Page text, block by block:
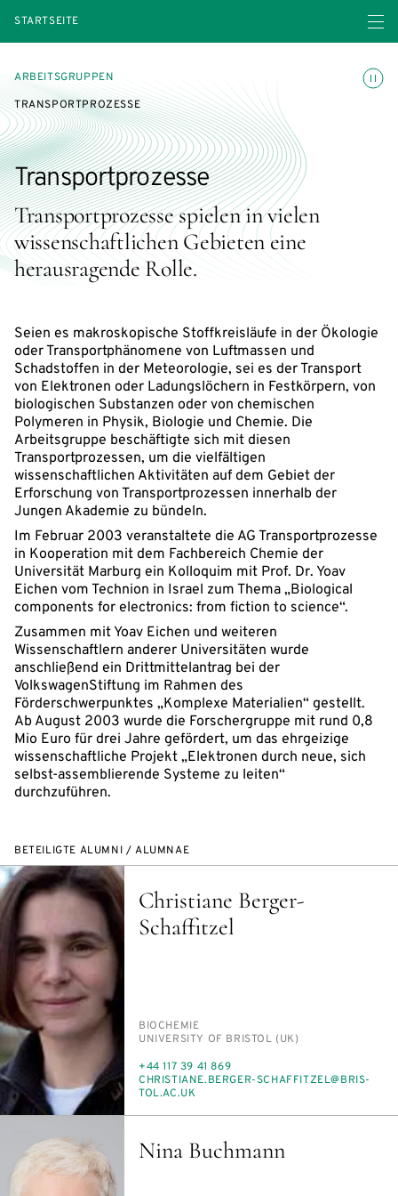
STARTSEITE Menü
ARBEITSGRUPPEN
TRANSPORTPROZESSE
Transportprozesse
Transportprozesse spielen in vielen
wissenschaftlichen Gebieten eine
herausragende Rolle.
Seien es makroskopische Stoffkreisläufe in der Ökologie
oder Transportphänomene von Luftmassen und
Schadstoffen in der Meteorologie, sei es der Transport
von Elektronen oder Ladungslöchern in Festkörpern, von
biologischen Substanzen oder von chemischen
Polymeren in Physik, Biologie und Chemie. Die
Arbeitsgruppe beschäftigte sich mit diesen
Transportprozessen, um die vielfältigen
wissenschaftlichen Aktivitäten auf dem Gebiet der
Erforschung von Transportprozessen innerhalb der
Jungen Akademie zu bündeln.
Im Februar 2003 veranstaltete die AG Transportprozesse
in Kooperation mit dem Fachbereich Chemie der
Universität Marburg ein Kolloquim mit Prof. Dr. Yoav
Eichen vom Technion in Israel zum Thema „Biological
components for electronics: from fiction to science“.
Zusammen mit Yoav Eichen und weiteren
Wissenschaftlern anderer Universitäten wurde
anschließend ein Drittmittelantrag bei der
VolkswagenStiftung im Rahmen des
Förderschwerpunktes „Komplexe Materialien“ gestellt.
Ab August 2003 wurde die Forschergruppe mit rund 0,8
Mio Euro für drei Jahre gefördert, um das ehrgeizige
wissenschaftliche Projekt „Elektronen durch neue, sich
selbst-assemblierende Systeme zu leiten“
durchzuführen.
BETEILIGTE ALUMNI / ALUMNAE
Christiane Berger-
Schaffitzel
PERSON_RESEARCH_SUBJECT
BIO­CHE­MIE
INSTITUTION
UNI­VER­SI­TY OF BRIS­TOL (UK)
TELEFON
+44 117 39 41 869
E-
MAIL
CHRIS­TIA­NE.BER­GER-SCHAF­FIT­ZEL@BRIS­
TOL.AC.UK
Nina Buchmann